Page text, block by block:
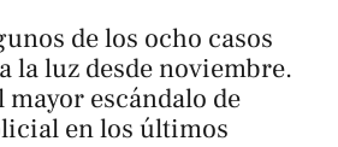
de los ocho casos
la luz desde noviembre.
mayor escándalo de
en los últimos